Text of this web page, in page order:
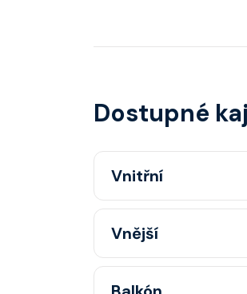
Dostupné
Vnitřní
Vnitřní kajuta poskytuje
sprchou, šatnu,
telefon, noční stolky,
Vnější
Vnější kajuta s oknem